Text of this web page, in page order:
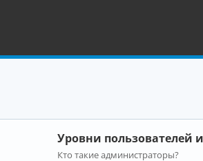
Уровни пользователей
Кто такие администраторы?